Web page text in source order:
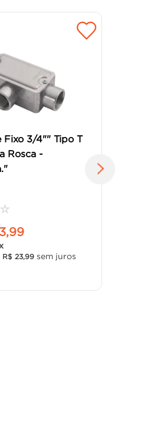
Fixo 3/4"" Tipo T
Rosca -
☆
,99
R$ 23,99 sem juros